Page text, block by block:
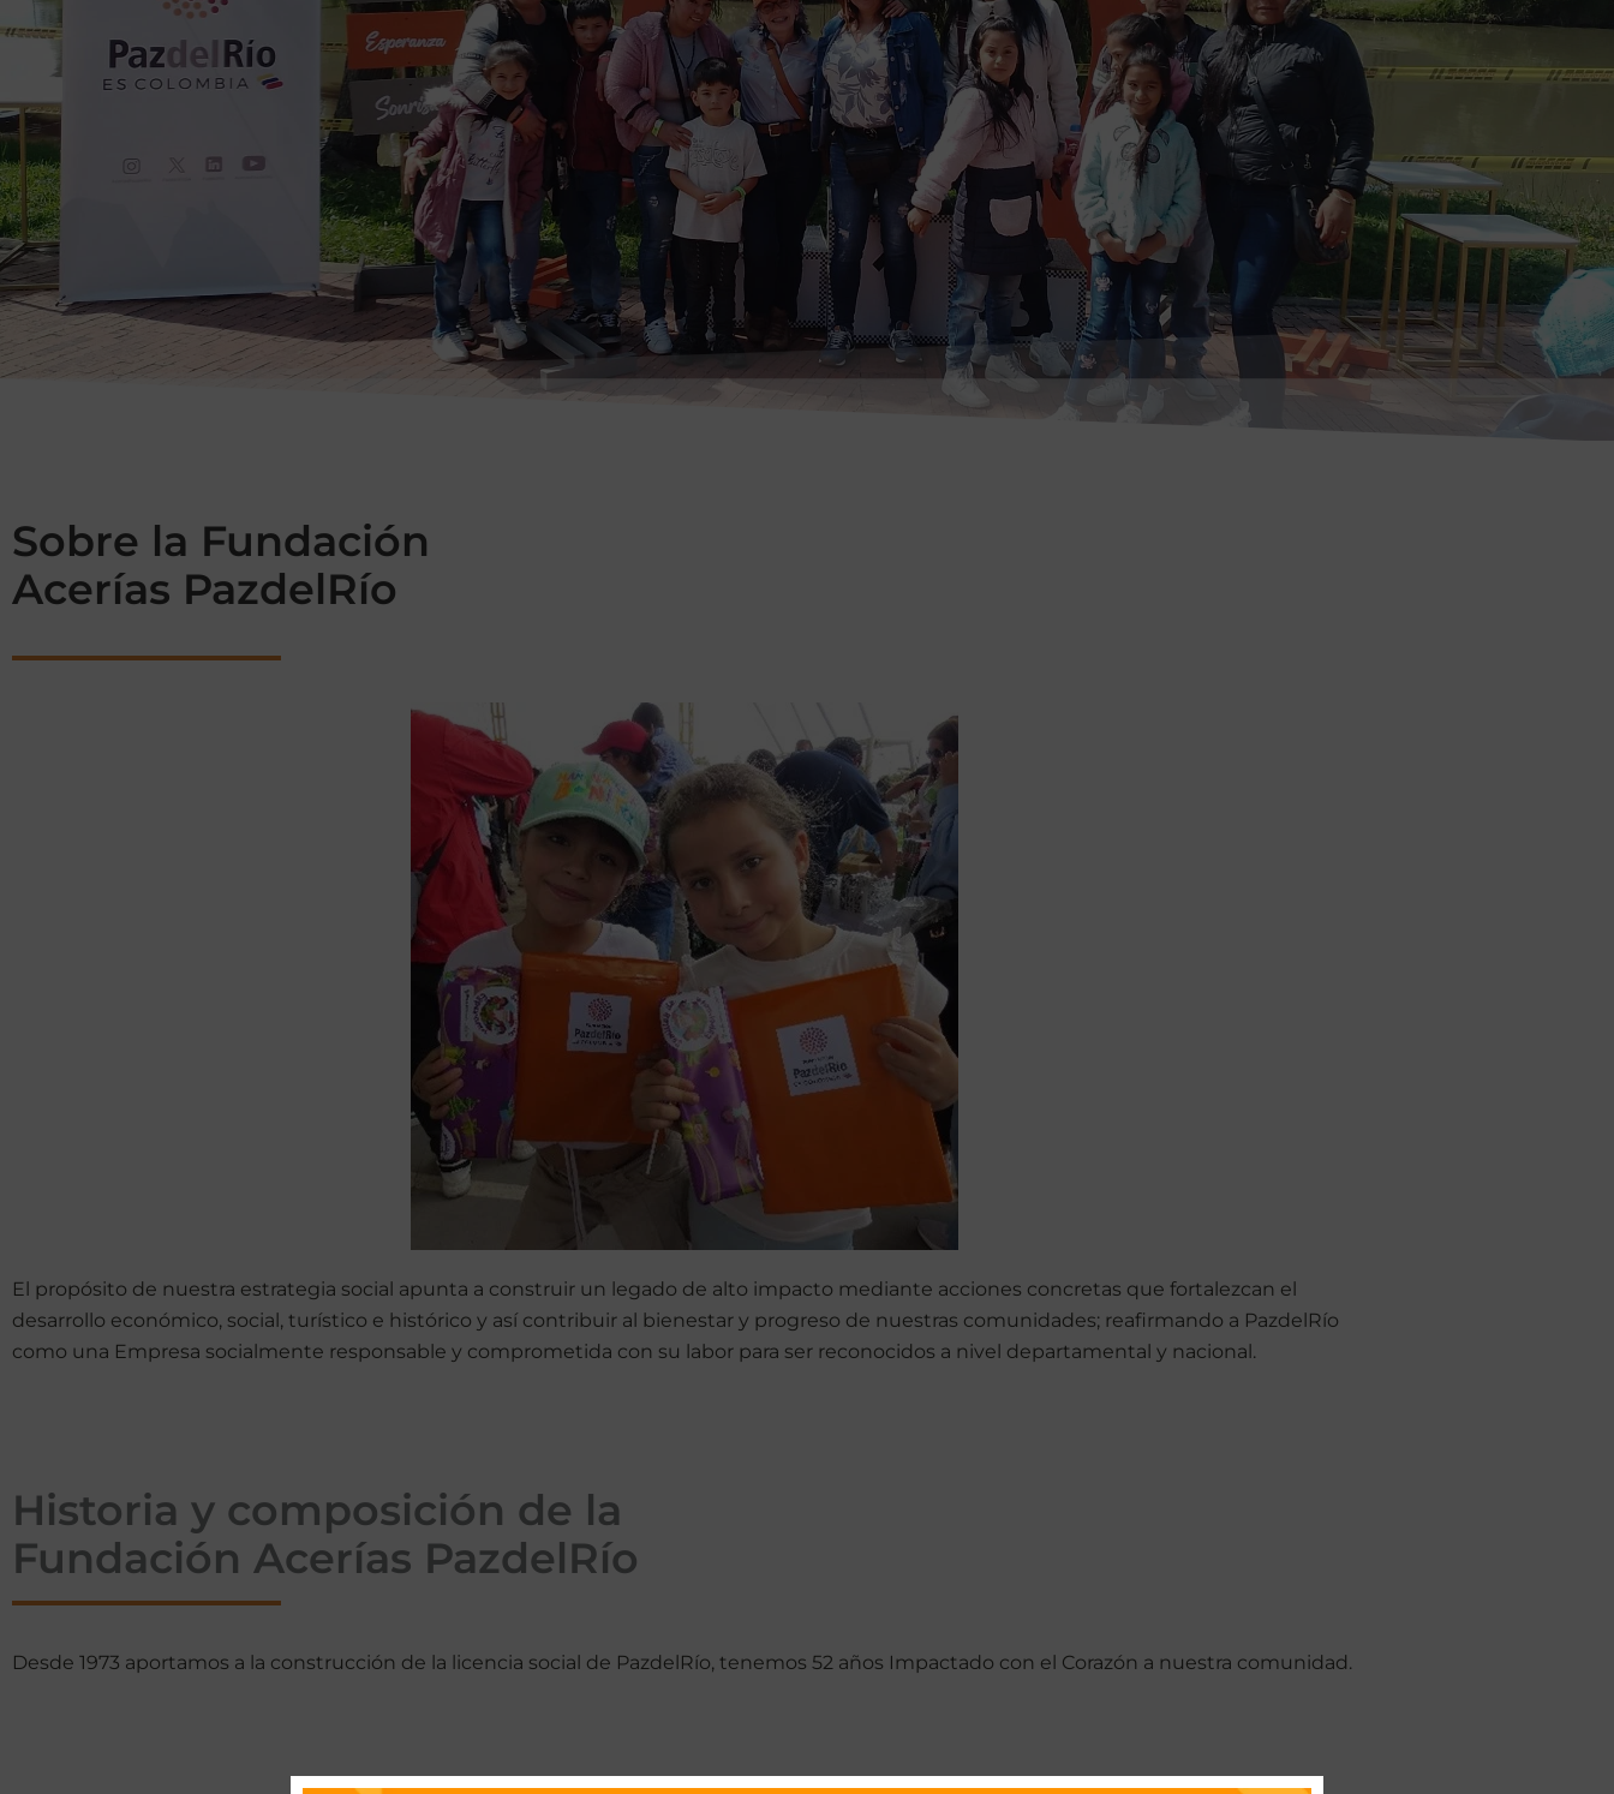
Sobre la Fundación
Acerías PazdelRío
El propósito de nuestra estrategia social apunta a construir un legado de alto impacto mediante acciones concretas que fortalezcan el
desarrollo económico, social, turístico e histórico y así contribuir al bienestar y progreso de nuestras comunidades; reafirmando a PazdelRío
como una Empresa socialmente responsable y comprometida con su labor para ser reconocidos a nivel departamental y nacional.
Historia y composición de la
Fundación Acerías PazdelRío
Desde 1973 aportamos a la construcción de la licencia social de PazdelRío, tenemos 52 años Impactado con el Corazón a nuestra comunidad.